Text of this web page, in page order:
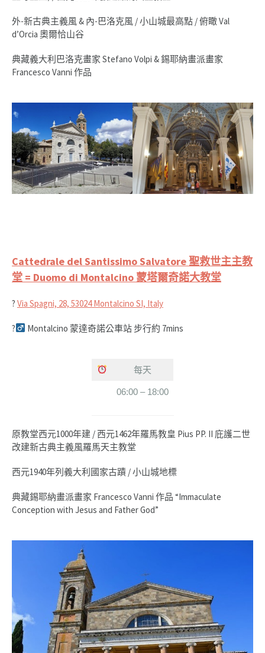
外-新古典主義風 & 內-巴洛克風 / 小山城最高點 / 俯瞰 Val
d’Orcia 奧爾恰山谷
典藏義大利巴洛克畫家 Stefano Volpi & 錫耶納畫派畫家
Francesco Vanni 作品
Cattedrale del Santissimo Salvatore 聖救世主主教
堂 = Duomo di Montalcino 蒙塔爾奇諾大教堂
? Via Spagni, 28, 53024 Montalcino SI, Italy
?‍ Montalcino 蒙達奇諾公車站 步行約 7mins
每天
06:00 – 18:00
原教堂西元1000年建 / 西元1462年羅馬教皇 Pius PP. II 庇護二世
改建新古典主義風羅馬天主教堂
西元1940年列義大利國家古蹟 / 小山城地標
典藏錫耶納畫派畫家 Francesco Vanni 作品 “Immaculate
Conception with Jesus and Father God”